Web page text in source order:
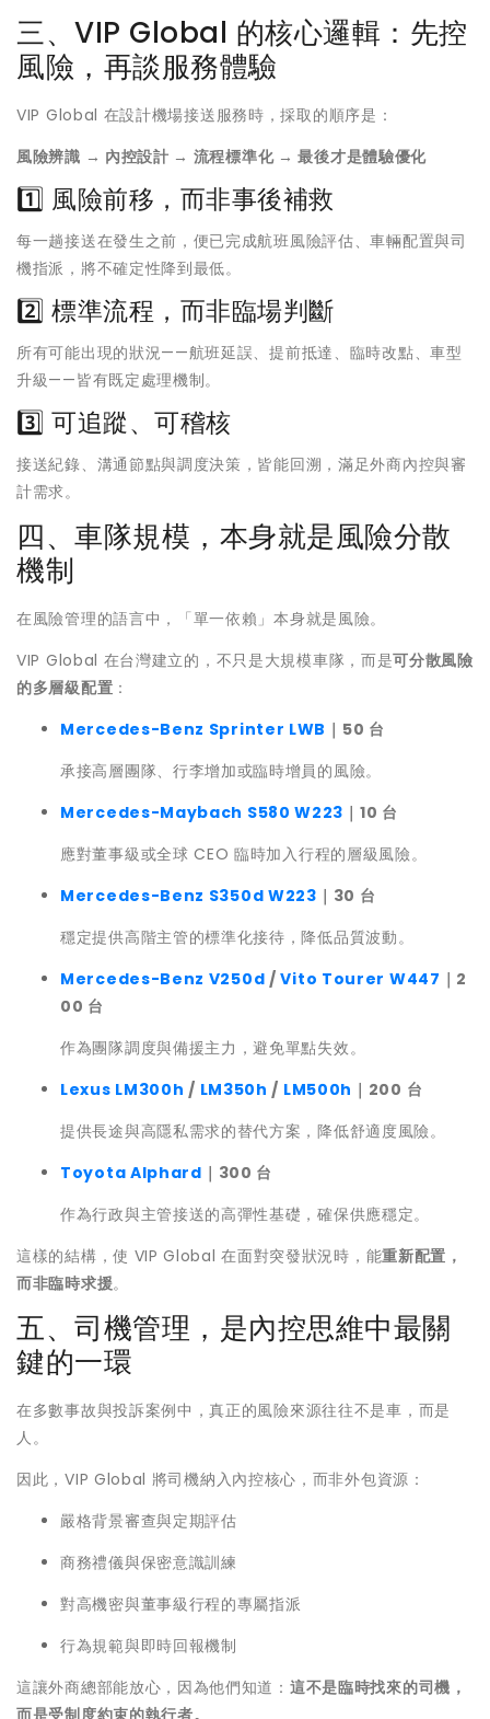
三、VIP Global 的核心邏輯：先控
風險，再談服務體驗
VIP Global 在設計機場接送服務時，採取的順序是：
風險辨識 → 內控設計 → 流程標準化 → 最後才是體驗優化
1️⃣ 風險前移，而非事後補救
每一趟接送在發生之前，便已完成航班風險評估、車輛配置與司
機指派，將不確定性降到最低。
2️⃣ 標準流程，而非臨場判斷
所有可能出現的狀況——航班延誤、提前抵達、臨時改點、車型
升級——皆有既定處理機制。
3️⃣ 可追蹤、可稽核
接送紀錄、溝通節點與調度決策，皆能回溯，滿足外商內控與審
計需求。
四、車隊規模，本身就是風險分散
機制
在風險管理的語言中，「單一依賴」本身就是風險。
VIP Global 在台灣建立的，不只是大規模車隊，而是可分散風險
的多層級配置 ：
Mercedes-Benz Sprinter LWB ｜50 台
承接高層團隊、行李增加或臨時增員的風險。
Mercedes-Maybach S580 W223 ｜10 台
應對董事級或全球 CEO 臨時加入行程的層級風險。
Mercedes-Benz S350d W223 ｜30 台
穩定提供高階主管的標準化接待，降低品質波動。
Mercedes-Benz V250d /Vito Tourer W447 ｜2
00 台
作為團隊調度與備援主力，避免單點失效。
Lexus LM300h / LM350h / LM500h ｜200 台
提供長途與高隱私需求的替代方案，降低舒適度風險。
Toyota Alphard ｜300 台
作為行政與主管接送的高彈性基礎，確保供應穩定。
這樣的結構，使 VIP Global 在面對突發狀況時，能重新配置，
而非臨時求援。
五、司機管理，是內控思維中最關
鍵的一環
在多數事故與投訴案例中，真正的風險來源往往不是車，而是
人。
因此，VIP Global 將司機納入內控核心，而非外包資源：
嚴格背景審查與定期評估
商務禮儀與保密意識訓練
對高機密與董事級行程的專屬指派
行為規範與即時回報機制
這讓外商總部能放心，因為他們知道： 這不是臨時找來的司機，
而是受制度約束的執行者。